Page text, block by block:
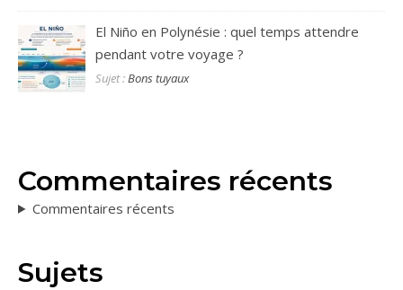
El Niño en Polynésie : quel temps attendre
pendant votre voyage ?
Sujet :Bons tuyaux
Commentaires récents
Commentaires récents
Sujets